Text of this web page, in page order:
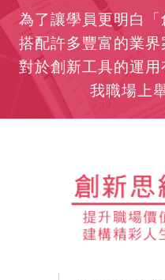
為了讓學員更明白
搭配許多豐富的業
對於創新工具的運
我職場上